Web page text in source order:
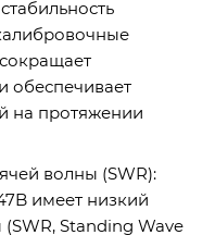
обеспечивает
на протяжении
волны (SWR):
имеет низкий
Standing Wave